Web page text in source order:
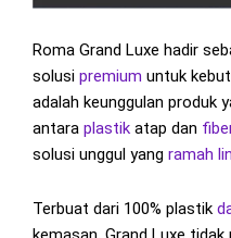
Roma Grand Luxe hadir
solusi premium untuk
adalah keunggulan produk
antara plastik atap dan
solusi unggul yang ramah
Terbuat dari 100% plastik